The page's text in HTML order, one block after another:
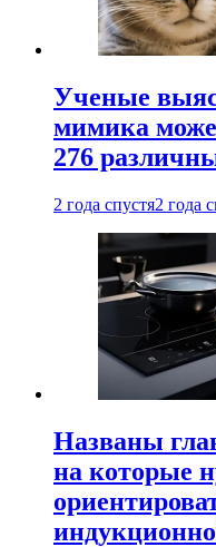
Ученые
мимика
276
2 года спустя2 года
Названы
на которые